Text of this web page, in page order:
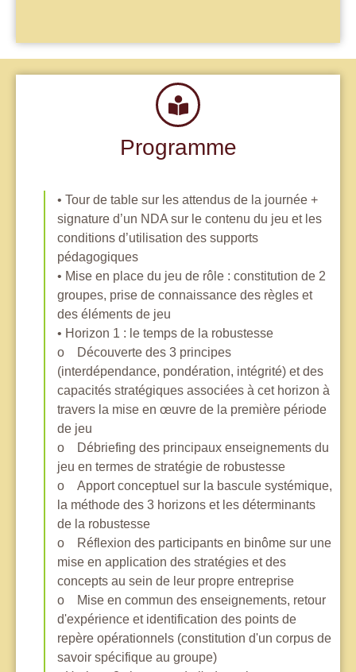
Programme
• Tour de table sur les attendus de la journée +
signature d’un NDA sur le contenu du jeu et les
conditions d’utilisation des supports
pédagogiques
• Mise en place du jeu de rôle : constitution de 2
groupes, prise de connaissance des règles et
des éléments de jeu
• Horizon 1 : le temps de la robustesse
o Découverte des 3 principes
(interdépendance, pondération, intégrité) et des
capacités stratégiques associées à cet horizon à
travers la mise en œuvre de la première période
de jeu
o Débriefing des principaux enseignements du
jeu en termes de stratégie de robustesse
o Apport conceptuel sur la bascule systémique,
la méthode des 3 horizons et les déterminants
de la robustesse
o Réflexion des participants en binôme sur une
mise en application des stratégies et des
concepts au sein de leur propre entreprise
o Mise en commun des enseignements, retour
d'expérience et identification des points de
repère opérationnels (constitution d'un corpus de
savoir spécifique au groupe)